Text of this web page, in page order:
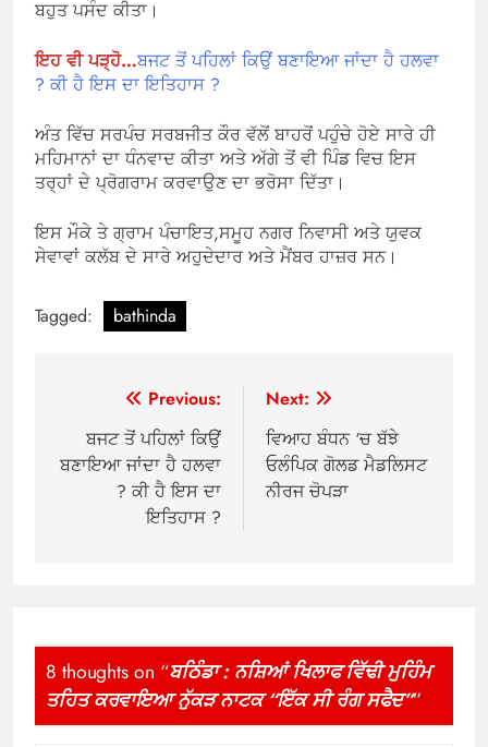
ਬਹੁਤ ਪਸੰਦ ਕੀਤਾ।
ਇਹ ਵੀ ਪੜ੍ਹੋ…ਬਜਟ ਤੋਂ ਪਹਿਲਾਂ ਕਿਉਂ ਬਣਾਇਆ ਜਾਂਦਾ ਹੈ ਹਲਵਾ
? ਕੀ ਹੈ ਇਸ ਦਾ ਇਤਿਹਾਸ ?
ਅੰਤ ਵਿੱਚ ਸਰਪੰਚ ਸਰਬਜੀਤ ਕੌਰ ਵੱਲੋਂ ਬਾਹਰੋਂ ਪਹੁੰਚੇ ਹੋਏ ਸਾਰੇ ਹੀ
ਮਹਿਮਾਨਾਂ ਦਾ ਧੰਨਵਾਦ ਕੀਤਾ ਅਤੇ ਅੱਗੇ ਤੋਂ ਵੀ ਪਿੰਡ ਵਿਚ ਇਸ
ਤਰ੍ਹਾਂ ਦੇ ਪ੍ਰੋਗਰਾਮ ਕਰਵਾਉਣ ਦਾ ਭਰੋਸਾ ਦਿੱਤਾ।
ਇਸ ਮੌਕੇ ਤੇ ਗ੍ਰਾਮ ਪੰਚਾਇਤ,ਸਮੂਹ ਨਗਰ ਨਿਵਾਸੀ ਅਤੇ ਯੁਵਕ
ਸੇਵਾਵਾਂ ਕਲੱਬ ਦੇ ਸਾਰੇ ਅਹੁਦੇਦਾਰ ਅਤੇ ਮੈਂਬਰ ਹਾਜ਼ਰ ਸਨ।
Tagged: bathinda
navigation
Previous:
ਬਜਟ ਤੋਂ ਪਹਿਲਾਂ ਕਿਉਂ
ਬਣਾਇਆ ਜਾਂਦਾ ਹੈ ਹਲਵਾ
? ਕੀ ਹੈ ਇਸ ਦਾ
ਇਤਿਹਾਸ ?
Next:
ਵਿਆਹ ਬੰਧਨ ‘ਚ ਬੱਝੇ
ਓਲੰਪਿਕ ਗੋਲਡ ਮੈਡਲਿਸਟ
ਨੀਰਜ ਚੋਪੜਾ
8 thoughts on “ਬਠਿੰਡਾ : ਨਸ਼ਿਆਂ ਖਿਲਾਫ ਵਿੱਢੀ ਮੁਹਿੰਮ
ਤਹਿਤ ਕਰਵਾਇਆ ਨੁੱਕੜ ਨਾਟਕ “ਇੱਕ ਸੀ ਰੰਗ ਸਫੈਦ””